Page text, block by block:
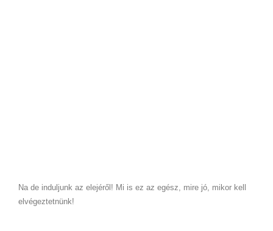
Na de induljunk az elejéről! Mi is ez az egész, mire jó, mikor kell
elvégeztetnünk!